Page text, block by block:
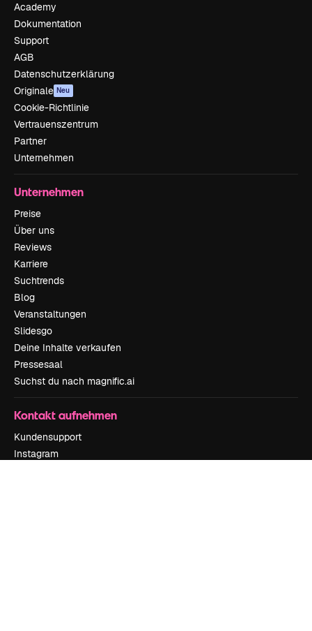
Academy
Dokumentation
Support
AGB
Datenschutzerklärung
Originale Neu
Cookie-Richtlinie
Vertrauenszentrum
Partner
Unternehmen
Unternehmen
Preise
Über uns
Reviews
Karriere
Suchtrends
Blog
Veranstaltungen
Slidesgo
Deine Inhalte verkaufen
Pressesaal
Suchst du nach magnific.ai
Kontakt aufnehmen
Kundensupport
Instagram